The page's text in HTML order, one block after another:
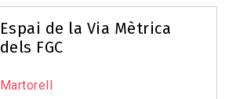
Espai de la Via Mètrica
dels FGC
Martorell